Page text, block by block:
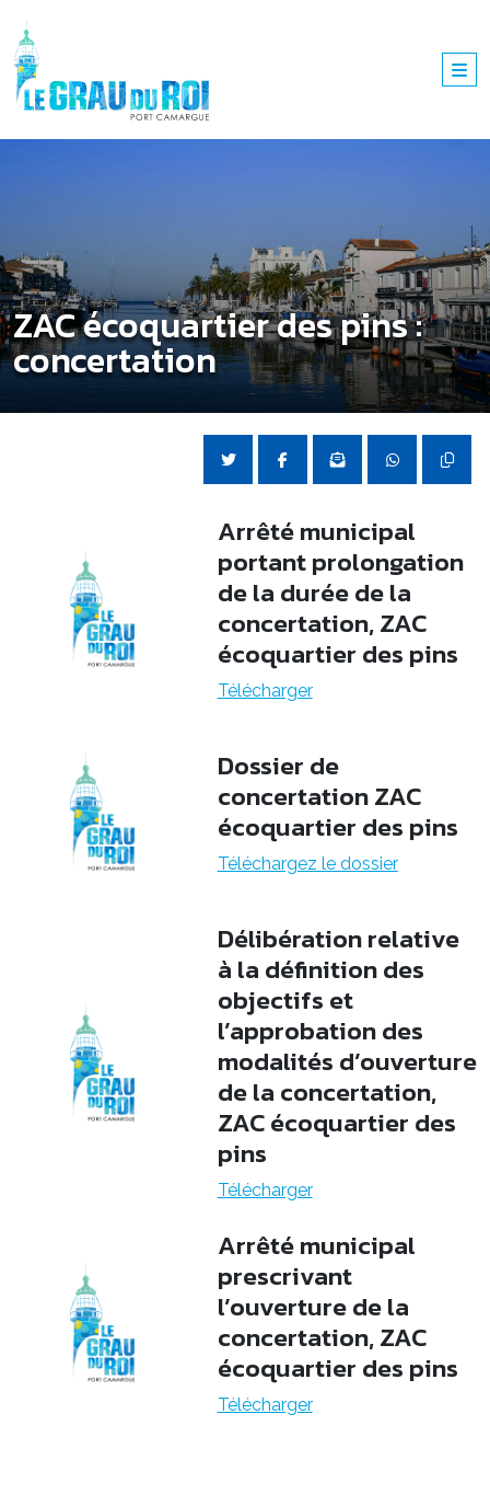
ZAC écoquartier des pins :
concertation
Arrêté municipal
portant prolongation
de la durée de la
concertation, ZAC
écoquartier des pins
Télécharger
Dossier de
concertation ZAC
écoquartier des pins
Téléchargez le dossier
Délibération relative
à la définition des
objectifs et
l’approbation des
modalités d’ouverture
de la concertation,
ZAC écoquartier des
pins
Télécharger
Arrêté municipal
prescrivant
l’ouverture de la
concertation, ZAC
écoquartier des pins
Télécharger